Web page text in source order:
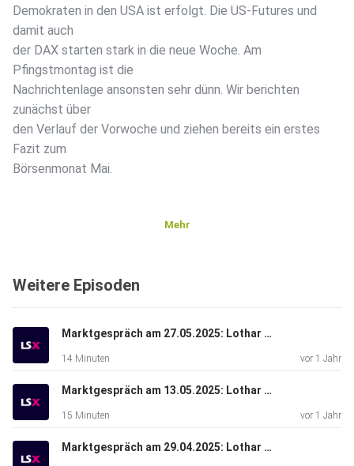
Demokraten in den USA ist erfolgt. Die US-Futures und
damit auch
der DAX starten stark in die neue Woche. Am
Pfingstmontag ist die
Nachrichtenlage ansonsten sehr dünn. Wir berichten
zunächst über
den Verlauf der Vorwoche und ziehen bereits ein erstes
Fazit zum
Börsenmonat Mai.
Mehr
Weitere Episoden
Marktgespräch am 27.05.2025: Lothar Albert & Lars Erichsen
14 Minuten vor 1 Jahr
Marktgespräch am 13.05.2025: Lothar Albert & René Berteit
15 Minuten vor 1 Jahr
Marktgespräch am 29.04.2025: Lothar Albert & Bastian Galuschka